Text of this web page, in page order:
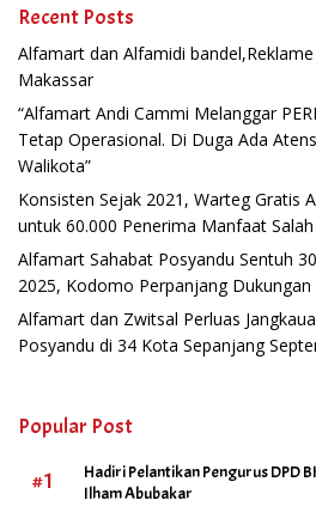
Recent Posts
Alfamart dan Alfamidi
Makassar
“Alfamart Andi Cammi Melanggar
Tetap Operasional. Di Duga Ada
Walikota”
Konsisten Sejak 2021, Warteg Gratis
untuk 60.000 Penerima Manfaat
Alfamart Sahabat Posyandu Sentuh
2025, Kodomo Perpanjang Dukungan
Alfamart dan Zwitsal Perluas
Posyandu di 34 Kota Sepanjang
Popular Post
#1
Hadiri Pelantikan Pengurus DPD
Ilham Abubakar